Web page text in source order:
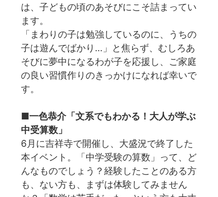
は、子どもの頃のあそびにこそ詰まってい
ます。
「まわりの子は勉強しているのに、うちの
子は遊んでばかり…」と焦らず、むしろあ
そびに夢中になるわが子を応援し、ご家庭
の良い習慣作りのきっかけになれば幸いで
す。
■一色恭介「文系でもわかる！大人が学ぶ
中受算数」
6月に吉祥寺で開催し、大盛況で終了した
本イベント。「中学受験の算数」って、ど
んなものでしょう？経験したことのある方
も、ない方も、まずは体験してみません